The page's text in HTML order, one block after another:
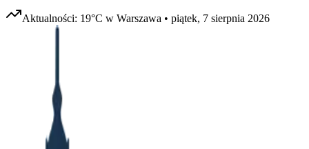
Aktualności: 19°C w Warszawa • piątek, 7 sierpnia 2026